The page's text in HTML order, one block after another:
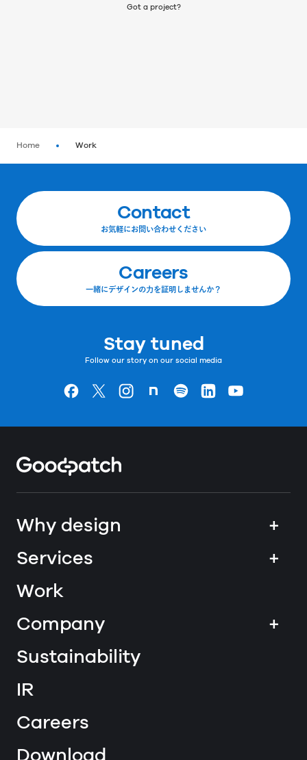
Got a project?
ビジネスにおける課題をお聞かせください。
Home Work
Contact
お気軽にお問い合わせください
Careers
一緒にデザインの力を証明しませんか？
Stay tuned
Follow our story on our social media
Goodpatchの
ページ
Goodpatchの
ページ
Goodpatchの
ページGoodpatchの
ページ
Goodpatchの
ページ
Goodpatchの
ページ
Goodpatchの
Why design
+
Services
+
Work
Company
+
Sustainability
IR
Careers
Download